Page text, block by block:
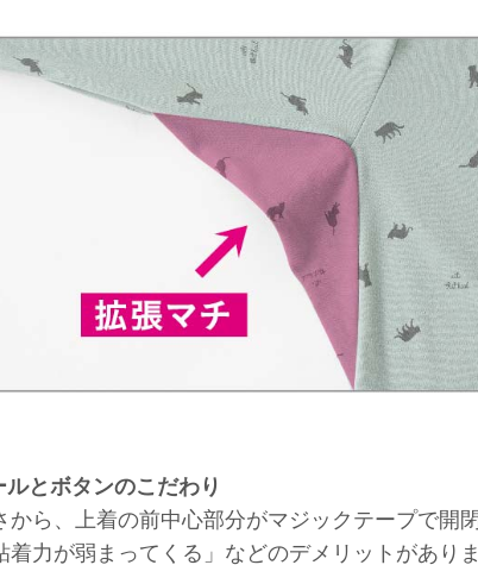
とボタンのこだわり
ら、上着の前中心部分がマジックテープで開
力が弱まってくる」などのデメリットがあり